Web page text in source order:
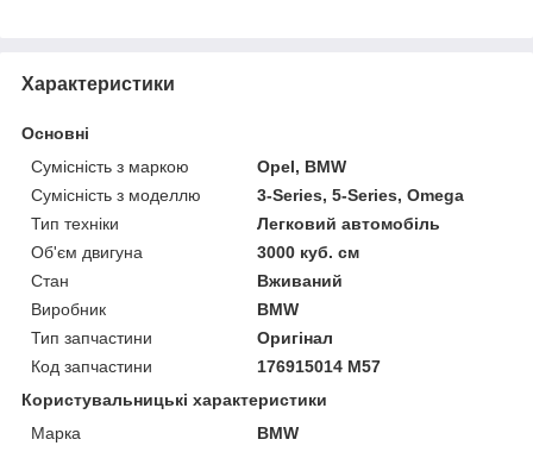
Характеристики
Основні
Сумісність з маркою
Opel, BMW
Сумісність з моделлю
3-Series, 5-Series, Omega
Тип техніки
Легковий автомобіль
Об'єм двигуна
3000 куб. см
Стан
Вживаний
Виробник
BMW
Тип запчастини
Оригінал
Код запчастини
176915014 M57
Користувальницькі характеристики
Марка
BMW